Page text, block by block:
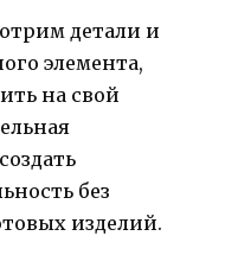
детали и
элемента,
на свой
без
изделий.